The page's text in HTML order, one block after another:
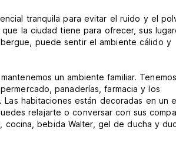
tranquila para evitar el ruido y el
la ciudad tiene para ofrecer, sus
puede sentir el ambiente cálido y
un ambiente familiar.
panaderías, farmacia y los
habitaciones están decoradas en un
relajarte o conversar con sus
bebida Walter, gel de ducha y